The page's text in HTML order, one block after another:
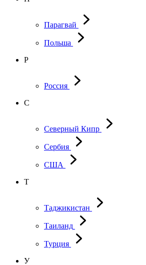
Парагвай
Польша
Р
Россия
С
Северный Кипр
Сербия
США
Т
Таджикистан
Таиланд
Турция
У